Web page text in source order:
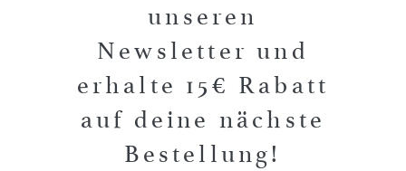
unseren
Newsletter und
erhalte 15€ Rabatt
auf deine nächste
Bestellung!